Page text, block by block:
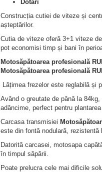
Dotări
Construcția cutiei de viteze și
așteptărilor.
Cutia de viteze oferă 3+1 viteze
pot economisi timp și bani în
Motosăpătoarea profesională
Motosăpătoarea profesională
Lățimea frezelor este reglabilă și
Având o greutate de până la
adâncime, perfect pentru
Carcasa transmisiei
este din fontă nodulară,
Datorită carcasei, motosapa
în timpul săpării.
Poate prelucra cele mai dificile